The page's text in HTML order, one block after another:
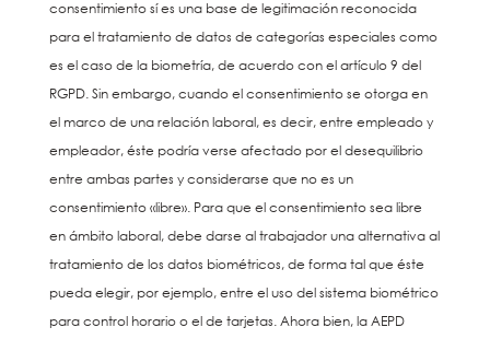
consentimiento sí es una base de legitimación reconocida
para el tratamiento de datos de categorías especiales como
es el caso de la biometría, de acuerdo con el artículo 9 del
RGPD. Sin embargo, cuando el consentimiento se otorga en
el marco de una relación laboral, es decir, entre empleado y
empleador, éste podría verse afectado por el desequilibrio
entre ambas partes y considerarse que no es un
consentimiento «libre». Para que el consentimiento sea libre
en ámbito laboral, debe darse al trabajador una alternativa al
tratamiento de los datos biométricos, de forma tal que éste
pueda elegir, por ejemplo, entre el uso del sistema biométrico
para control horario o el de tarjetas. Ahora bien, la AEPD